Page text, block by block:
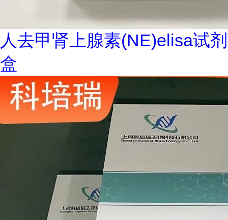
人去甲肾上腺素(NE)elisa试剂
盒